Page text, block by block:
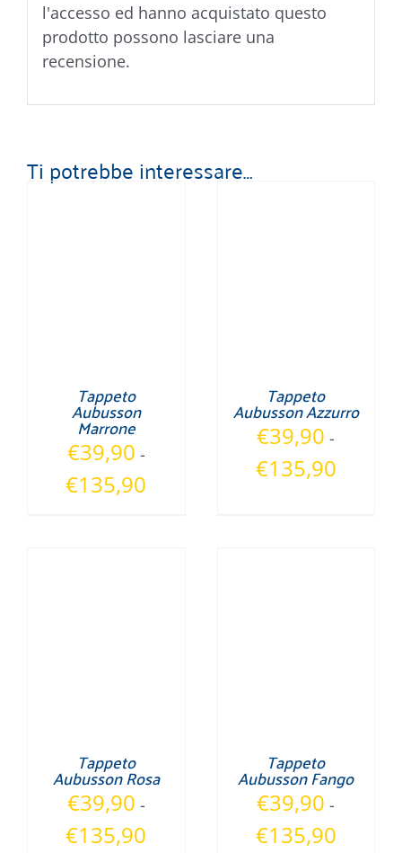
l'accesso ed hanno acquistato questo
prodotto possono lasciare una
recensione.
Ti potrebbe interessare…
Tappeto
Aubusson
Marrone
€39,90 -
€135,90
Tappeto
Aubusson Azzurro
€39,90 -
€135,90Fascia
Tappeto
Aubusson Rosa
€39,90 -
€135,90
Tappeto
Aubusson Fango
€39,90 -
€135,90Fascia